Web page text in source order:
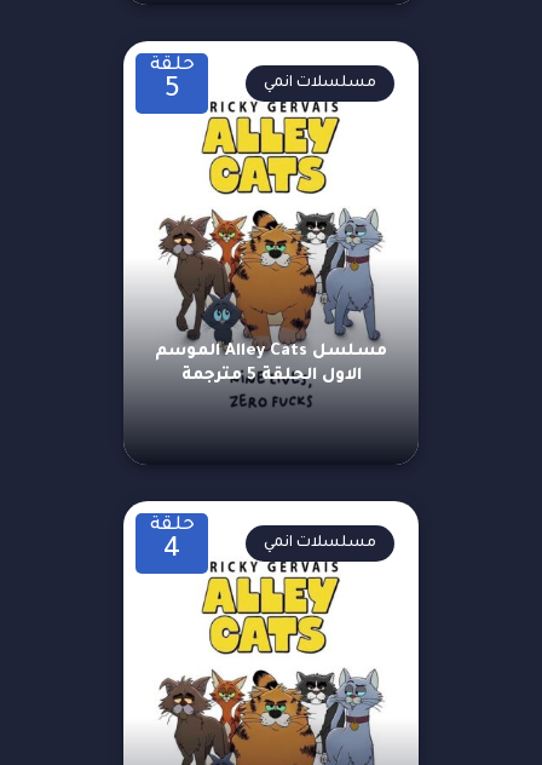
حلقة
5
مسلسل Alley Cats الموسم
الاول الحلقة 5 مترجمة
مسلسلات انمي
حلقة
4 مسلسلات انمي